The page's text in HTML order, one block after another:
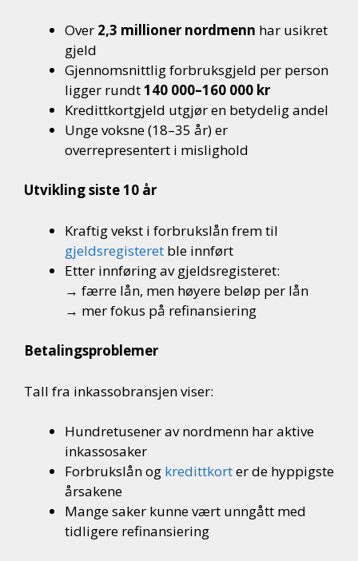
Over 2,3 millioner nordmenn har usikret
gjeld
Gjennomsnittlig forbruksgjeld per person
ligger rundt140 000–160 000 kr
Kredittkortgjeld utgjør en betydelig andel
Unge voksne (18–35 år) er
overrepresentert i mislighold
Utvikling siste 10 år
Kraftig vekst i forbrukslån frem til
gjeldsregisteret ble innført
Etter innføring av gjeldsregisteret:
→ færre lån, men høyere beløp per lån
→ mer fokus på refinansiering
Betalingsproblemer
Tall fra inkassobransjen viser:
Hundretusener av nordmenn har aktive
inkassosaker
Forbrukslån og kredittkorter de hyppigste
årsakene
Mange saker kunne vært unngått med
tidligere refinansiering